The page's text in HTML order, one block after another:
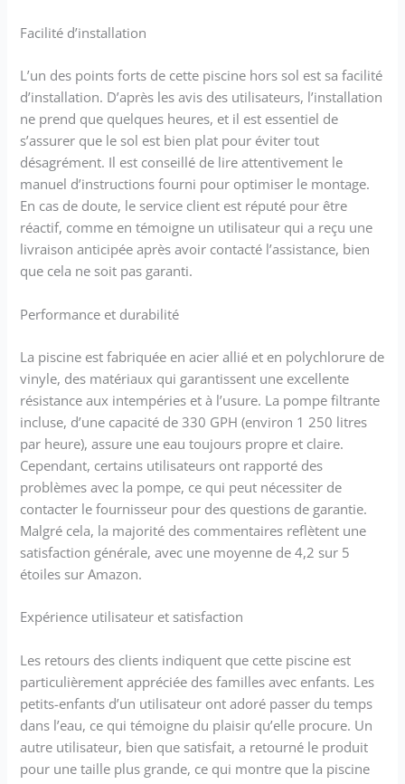
veuillez consulter vos règles
et restrictions HOA avant
d'acheter le produit ; toutes
les agences de logement
n'autorisent pas les piscines
hors sol privées
Facilité d’installation
L’un des points forts de cette piscine hors sol est sa facilité
d’installation. D’après les avis des utilisateurs, l’installation
ne prend que quelques heures, et il est essentiel de
s’assurer que le sol est bien plat pour éviter tout
désagrément. Il est conseillé de lire attentivement le
manuel d’instructions fourni pour optimiser le montage.
En cas de doute, le service client est réputé pour être
réactif, comme en témoigne un utilisateur qui a reçu une
livraison anticipée après avoir contacté l’assistance, bien
que cela ne soit pas garanti.
Performance et durabilité
La piscine est fabriquée en acier allié et en polychlorure de
vinyle, des matériaux qui garantissent une excellente
résistance aux intempéries et à l’usure. La pompe filtrante
incluse, d’une capacité de 330 GPH (environ 1 250 litres
par heure), assure une eau toujours propre et claire.
Cependant, certains utilisateurs ont rapporté des
problèmes avec la pompe, ce qui peut nécessiter de
contacter le fournisseur pour des questions de garantie.
Malgré cela, la majorité des commentaires reflètent une
satisfaction générale, avec une moyenne de 4,2 sur 5
étoiles sur Amazon.
Expérience utilisateur et satisfaction
Les retours des clients indiquent que cette piscine est
particulièrement appréciée des familles avec enfants. Les
petits-enfants d’un utilisateur ont adoré passer du temps
dans l’eau, ce qui témoigne du plaisir qu’elle procure. Un
autre utilisateur, bien que satisfait, a retourné le produit
pour une taille plus grande, ce qui montre que la piscine